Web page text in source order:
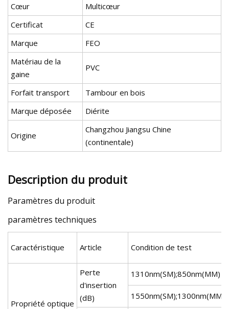
Cœur
Multicœur
Certificat
CE
Marque
FEO
Matériau de la
gaine
PVC
Forfait transport
Tambour en bois
Marque déposée
Diérite
Origine
Changzhou Jiangsu Chine
(continentale)
Description du produit
Paramètres du produit
paramètres techniques
Caractéristique Article Condition de test
Propriété optique
Perte
d'insertion
(dB)
1310nm(SM);850nm(MM)
1550nm(SM);1300nm(MM)